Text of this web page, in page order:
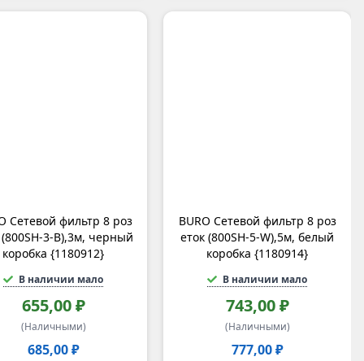
Сетевой фильтр 8 роз
(800SH-3-B),3м, черный
коробка {1180912}
В наличии мало
655,00 ₽
(Наличными)
685,00 ₽
BURO Сетевой фильтр 8 роз
еток (800SH-5-W),5м, белый
коробка {1180914}
В наличии мало
743,00 ₽
(Наличными)
777,00 ₽